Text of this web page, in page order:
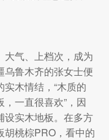
大气、上档次，成为
乌鲁木齐的张女士便
木情结，“木质的
一直很喜欢”，因
设实木地板。在多方
胡桃棕PRO，看中的